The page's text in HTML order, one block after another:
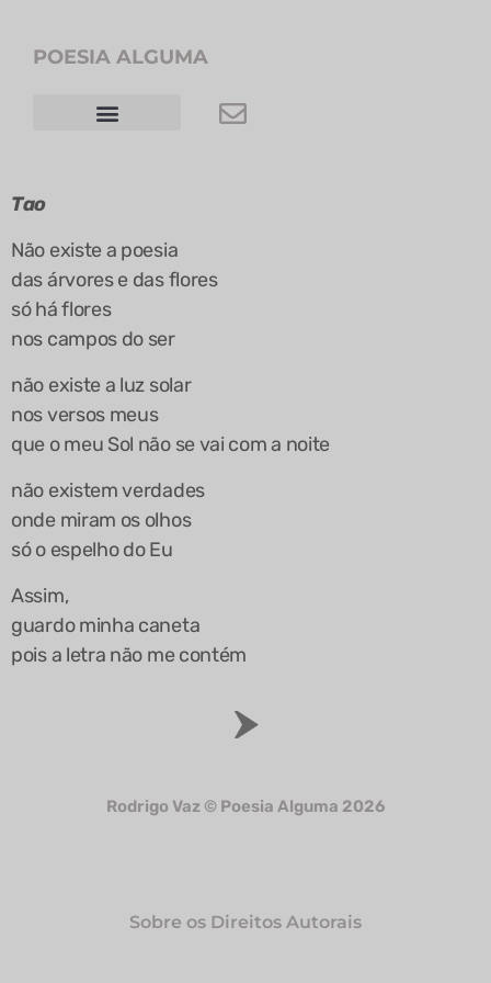
POESIA ALGUMA
Tao
Não existe a poesia
das árvores e das flores
só há flores
nos campos do ser
não existe a luz solar
nos versos meus
que o meu Sol não se vai com a noite
não existem verdades
onde miram os olhos
só o espelho do Eu
Assim,
guardo minha caneta
pois a letra não me contém
Rodrigo Vaz © Poesia Alguma 2026
Sobre os Direitos Autorais